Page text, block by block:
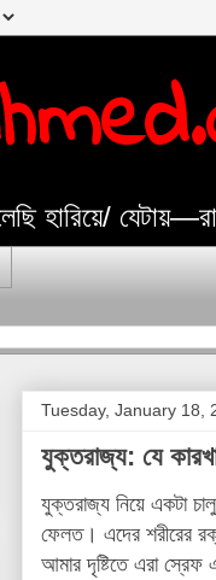
হারিয়ে/
Tuesday, January 18,
যুক্তরাজ্য: যে
যুক্তরাজ্য নিয়ে একটা
ফেলত। এদের শরীরের
আমার দৃষ্টিতে এরা স্রেফ